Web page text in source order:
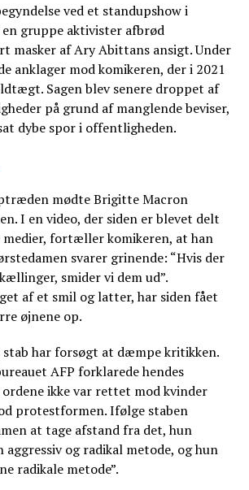
ved et standupshow i
en gruppe aktivister afbrød
masker af Ary Abittans ansigt. Under
anklager mod komikeren, der i 2021
Sagen blev senere droppet af
på grund af manglende beviser,
dybe spor i offentligheden.
mødte Brigitte Macron
I en video, der siden er blevet delt
fortæller komikeren, at han
svarer grinende: “Hvis der
smider vi dem ud”.
af et smil og latter, har siden fået
øjnene op.
har forsøgt at dæmpe kritikken.
AFP forklarede hendes
ikke var rettet mod kvinder
protestformen. Ifølge staben
at tage afstand fra det, hun
aggressiv og radikal metode, og hun
radikale metode”.